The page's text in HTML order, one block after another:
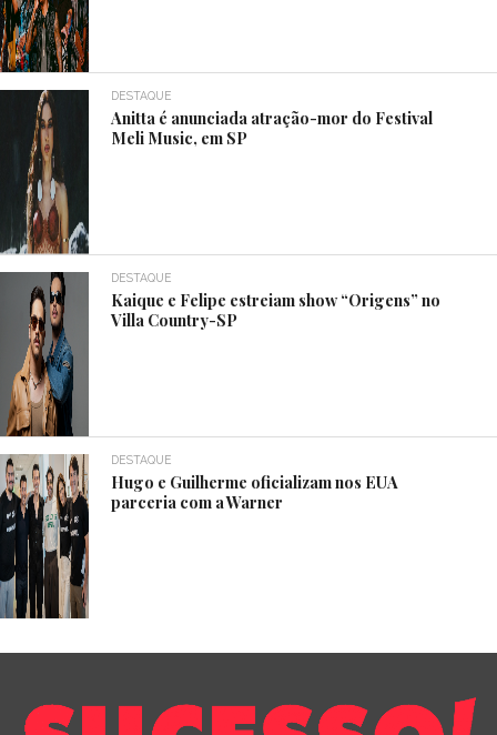
DESTAQUE
Anitta é anunciada atração-mor do Festival
Meli Music, em SP
DESTAQUE
Kaique e Felipe estreiam show “Origens” no
Villa Country-SP
DESTAQUE
Hugo e Guilherme oficializam nos EUA
parceria com a Warner